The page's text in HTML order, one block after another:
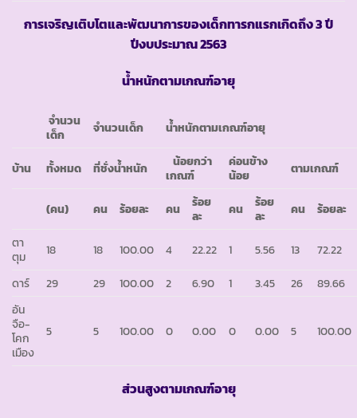
การเจริญเติบโตและพัฒนาการของเด็กทารกแรกเกิดถึง3 ปี
ปีงบประมาณ 2563
น้ำหนักตามเกณฑ์อายุ
จำนวน
เด็ก
จำนวนเด็ก น้ำหนักตามเกณฑ์อายุ
บ้าน ทั้งหมด ที่ชั่งน้ำหนัก
น้อยกว่า
เกณฑ์
ค่อนข้าง
น้อย
ตามเกณฑ์
(คน) คน ร้อยละ คน
ร้อย
ละ
คน
ร้อย
ละ
คน
ร้อยละ
ตา
ตุม
18 18 100.00 4 22.22 1 5.56 13
72.22
ดาร์
29 29 100.00 2 6.90 1 3.45 26
89.66
อัน
จือ-
โคก
เมือง
5 5 100.00 0 0.00 0 0.00 5 100.00
ส่วนสูงตามเกณฑ์อายุ